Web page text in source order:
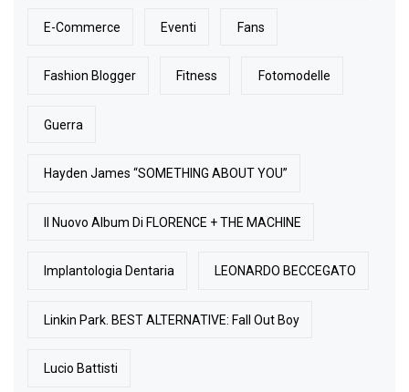
E-Commerce Eventi Fans
Fashion Blogger Fitness Fotomodelle
Guerra
Hayden James “SOMETHING ABOUT YOU”
Il Nuovo Album Di FLORENCE + THE MACHINE
Implantologia Dentaria LEONARDO BECCEGATO
Linkin Park. BEST ALTERNATIVE: Fall Out Boy
Lucio Battisti